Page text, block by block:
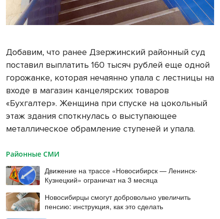
Добавим, что ранее Дзержинский районный суд
поставил выплатить 160 тысяч рублей еще одной
горожанке, которая нечаянно упала с лестницы на
входе в магазин канцелярских товаров
«Бухгалтер». Женщина при спуске на цокольный
этаж здания споткнулась о выступающее
металлическое обрамление ступеней и упала.
Районные СМИ
Движение на трассе «Новосибирск — Ленинск-
Кузнецкий» ограничат на 3 месяца
Новосибирцы смогут добровольно увеличить
пенсию: инструкция, как это сделать